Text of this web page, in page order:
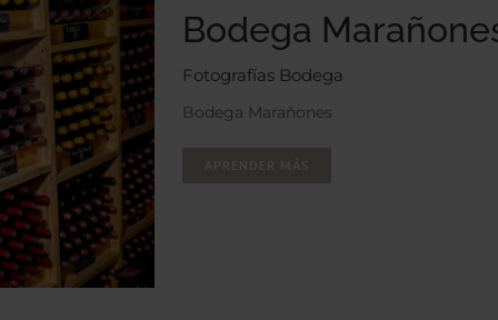
Bodega
Fotografías Bodega
Bodega Marañones